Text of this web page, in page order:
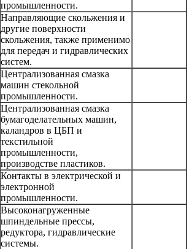
промышленности.
Направляющие скольжения и
другие поверхности
скольжения, также применимо
для передач и гидравлических
систем.
Централизованная смазка
машин стекольной
промышленности.
Централизованная смазка
бумагоделательных машин,
каландров в ЦБП и
текстильной
промышленности,
производстве пластиков.
Контакты в электрической и
электронной
промышленности.
Высоконагруженные
шпиндельные прессы,
редуктора, гидравлические
системы.